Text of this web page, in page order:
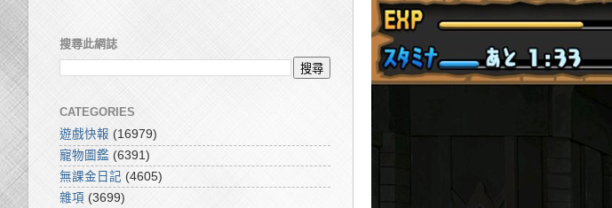
搜尋此網誌
CATEGORIES
遊戲快報 (16979)
寵物圖鑑 (6391)
無課金日記 (4605)
雜項 (3699)